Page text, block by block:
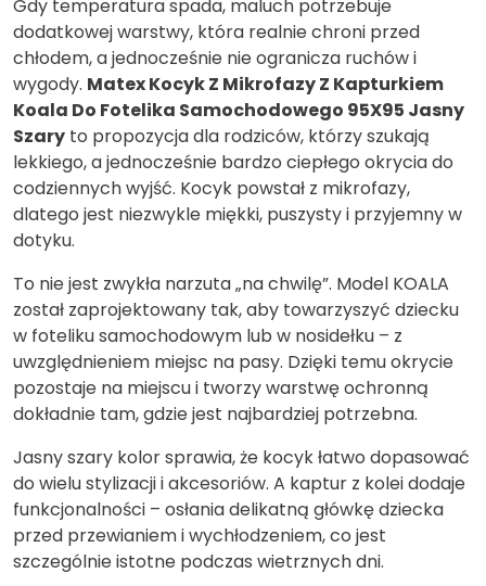
Gdy temperatura spada, maluch potrzebuje
dodatkowej warstwy, która realnie chroni przed
chłodem, a jednocześnie nie ogranicza ruchów i
wygody. Matex Kocyk Z Mikrofazy Z Kapturkiem
Koala Do Fotelika Samochodowego 95X95 Jasny
Szary to propozycja dla rodziców, którzy szukają
lekkiego, a jednocześnie bardzo ciepłego okrycia do
codziennych wyjść. Kocyk powstał z mikrofazy,
dlatego jest niezwykle miękki, puszysty i przyjemny w
dotyku.
To nie jest zwykła narzuta „na chwilę”. Model KOALA
został zaprojektowany tak, aby towarzyszyć dziecku
w foteliku samochodowym lub w nosidełku – z
uwzględnieniem miejsc na pasy. Dzięki temu okrycie
pozostaje na miejscu i tworzy warstwę ochronną
dokładnie tam, gdzie jest najbardziej potrzebna.
Jasny szary kolor sprawia, że kocyk łatwo dopasować
do wielu stylizacji i akcesoriów. A kaptur z kolei dodaje
funkcjonalności – osłania delikatną główkę dziecka
przed przewianiem i wychłodzeniem, co jest
szczególnie istotne podczas wietrznych dni.